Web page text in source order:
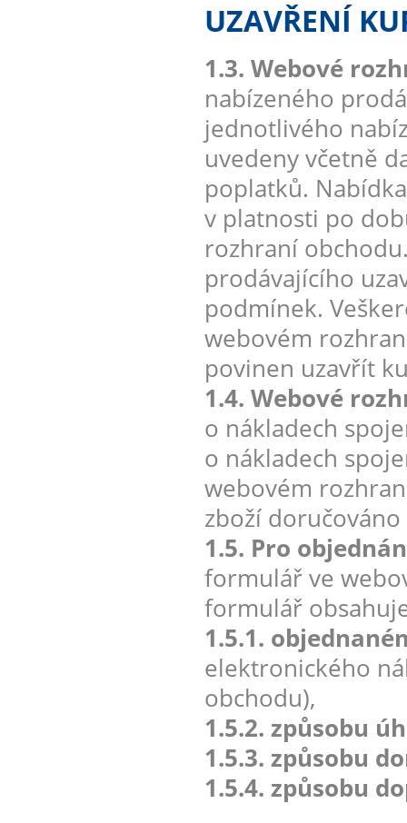
UZAVŘENÍ
1.3. Webové
nabízeného
jednotlivého
uvedeny včetně
poplatků.
v platnosti po
rozhraní
prodávajícího
podmínek.
webovém
povinen uzavřít
1.4. Webové
o nákladech
o nákladech
webovém
zboží
1.5. Pro
formulář ve
formulář
1.5.1.
elektronického
obchodu),
1.5.2. způsobu
1.5.3. způsobu
1.5.4. způsobu